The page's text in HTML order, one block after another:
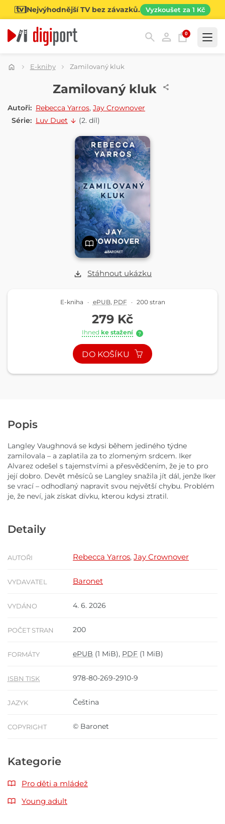
Nejvýhodnější TV bez závazků. Vyzkoušet za 1 Kč
0
Kategorie
E-knihy Zamilovaný kluk
Stáhnout ukázku
Zamilovaný kluk
Autoři: Rebecca Yarros, Jay Crownover
Série: Luv Duet (2. díl)
E-kniha · ePUB, PDF · 200 stran
279 Kč
Ihned ke stažení ?
DO KOŠÍKU
Popis
Langley Vaughnová se kdysi během jediného týdne
zamilovala – a zaplatila za to zlomeným srdcem. Iker
Alvarez odešel s tajemstvími a přesvědčením, že je to pro
její dobro. Devět měsíců se Langley snažila jít dál, jenže Iker
se vrací – odhodlaný napravit svou největší chybu. Problém
je, že neví, jak získat dívku, kterou kdysi ztratil.
Detaily
AUTOŘI Rebecca Yarros, Jay Crownover
VYDAVATEL Baronet
VYDÁNO 4. 6. 2026
POČET STRAN 200
FORMÁTY ePUB (1 MiB), PDF (1 MiB)
ISBN TISK 978-80-269-2910-9
JAZYK Čeština
COPYRIGHT © Baronet
Kategorie
Pro děti a mládež
Young adult